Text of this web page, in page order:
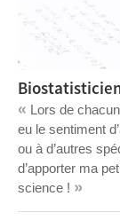
« Lors de
eu le sentiment
ou à d’autres
d’apporter ma
science ! »